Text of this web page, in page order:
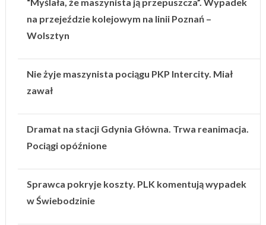
na przejeździe kolejowym na linii Poznań –
Wolsztyn
Nie żyje maszynista pociągu PKP Intercity. Miał
zawał
Dramat na stacji Gdynia Główna. Trwa reanimacja.
Pociągi opóźnione
Sprawca pokryje koszty. PLK komentują wypadek
w Świebodzinie